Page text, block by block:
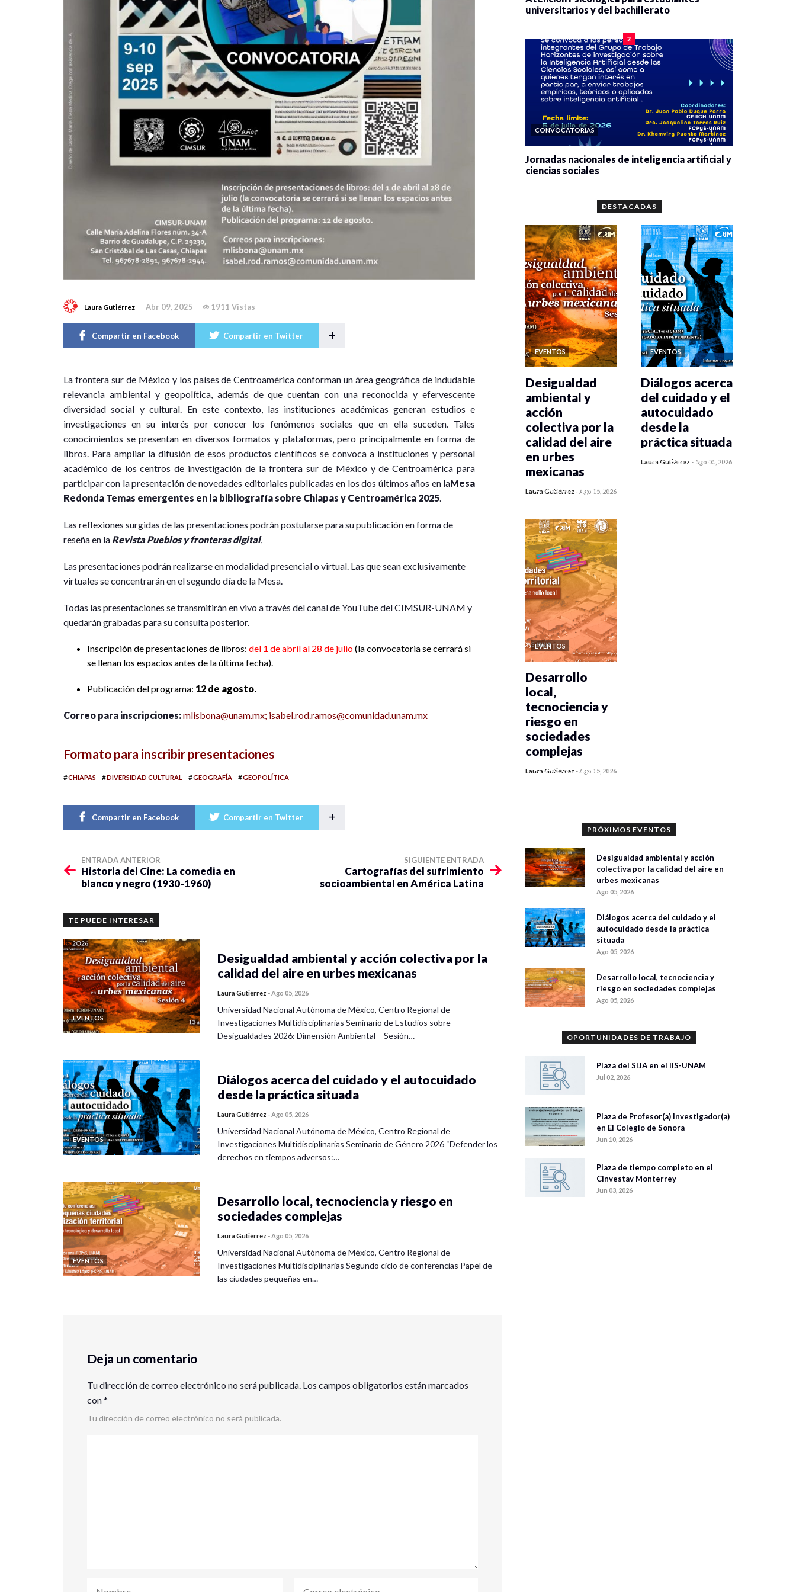
Laura Gutiérrez Abr 09, 2025 1911 Vistas
Compartir en Facebook Compartir en Twitter +
La frontera sur de México y los países de Centroamérica conforman un área geográfica de indudable
relevancia ambiental y geopolítica, además de que cuentan con una reconocida y efervescente
diversidad social y cultural. En este contexto, las instituciones académicas generan estudios e
investigaciones en su interés por conocer los fenómenos sociales que en ella suceden. Tales
conocimientos se presentan en diversos formatos y plataformas, pero principalmente en forma de
libros. Para ampliar la difusión de esos productos científicos se convoca a instituciones y personal
académico de los centros de investigación de la frontera sur de México y de Centroamérica para
participar con la presentación de novedades editoriales publicadas en los dos últimos años en laMesa
Redonda Temas emergentes en la bibliografía sobre Chiapas y Centroamérica 2025.
Las reflexiones surgidas de las presentaciones podrán postularse para su publicación en forma de
reseña en la Revista Pueblos y fronteras digital.
Las presentaciones podrán realizarse en modalidad presencial o virtual. Las que sean exclusivamente
virtuales se concentrarán en el segundo día de la Mesa.
Todas las presentaciones se transmitirán en vivo a través del canal de YouTube del CIMSUR-UNAM y
quedarán grabadas para su consulta posterior.
Inscripción de presentaciones de libros: del 1 de abril al 28 de julio(la convocatoria se cerrará si
se llenan los espacios antes de la última fecha).
Publicación del programa: 12 de agosto.
Correo para inscripciones:mlisbona@unam.mx; isabel.rod.ramos@comunidad.unam.mx
Formato para inscribir presentaciones
#CHIAPAS #DIVERSIDAD CULTURAL #GEOGRAFÍA #GEOPOLÍTICA
Compartir en Facebook Compartir en Twitter +
ENTRADA ANTERIOR
Historia del Cine: La comedia en
blanco y negro (1930-1960)
SIGUIENTE ENTRADA
Cartografías del sufrimiento
socioambiental en América Latina
TE PUEDE INTERESAR
EVENTOS
Desigualdad ambiental y acción colectiva por la
calidad del aire en urbes mexicanas
Laura Gutiérrez -Ago 05, 2026
Universidad Nacional Autónoma de México, Centro Regional de
Investigaciones Multidisciplinarias Seminario de Estudios sobre
Desigualdades 2026: Dimensión Ambiental – Sesión…
EVENTOS
Diálogos acerca del cuidado y el autocuidado
desde la práctica situada
Laura Gutiérrez -Ago 05, 2026
Universidad Nacional Autónoma de México, Centro Regional de
Investigaciones Multidisciplinarias Seminario de Género 2026 “Defender los
derechos en tiempos adversos:…
EVENTOS
Desarrollo local, tecnociencia y riesgo en
sociedades complejas
Laura Gutiérrez -Ago 05, 2026
Universidad Nacional Autónoma de México, Centro Regional de
Investigaciones Multidisciplinarias Segundo ciclo de conferencias Papel de
las ciudades pequeñas en…
Deja un comentario
Tu dirección de correo electrónico no será publicada. Los campos obligatorios están marcados
con*
Tu dirección de correo electrónico no será publicada.
universitarios y del bachillerato
2
CONVOCATORIAS
Jornadas nacionales de inteligencia artificial y
ciencias sociales
DESTACADAS
EVENTOS
0 veces compartido
Desigualdad
ambiental y
acción
colectiva por la
calidad del aire
en urbes
mexicanas
Laura Gutiérrez -Ago 05, 2026
EVENTOS
0 veces compartido
Diálogos acerca
del cuidado y el
autocuidado
desde la
práctica situada
Laura Gutiérrez -Ago 05, 2026
EVENTOS
0 veces compartido
Desarrollo
local,
tecnociencia y
riesgo en
sociedades
complejas
Laura Gutiérrez -Ago 05, 2026
PRÓXIMOS EVENTOS
Desigualdad ambiental y acción
colectiva por la calidad del aire en
urbes mexicanas
Ago 05, 2026
Diálogos acerca del cuidado y el
autocuidado desde la práctica
situada
Ago 05, 2026
Desarrollo local, tecnociencia y
riesgo en sociedades complejas
Ago 05, 2026
OPORTUNIDADES DE TRABAJO
Plaza del SIJA en el IIS-UNAM
Jul 02, 2026
Plaza de Profesor(a) Investigador(a)
en El Colegio de Sonora
Jun 10, 2026
Plaza de tiempo completo en el
Cinvestav Monterrey
Jun 03, 2026